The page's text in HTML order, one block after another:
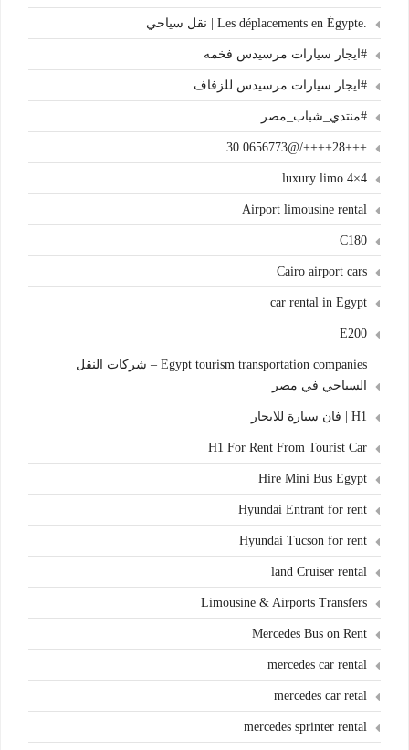
.Les déplacements en Égypte | نقل سياحي
#ايجار سيارات مرسيدس فخمه
#ايجار سيارات مرسيدس للزفاف
#منتدي_شباب_مصر
+++28++++/@30.0656773
4×4 luxury limo
Airport limousine rental
C180
Cairo airport cars
car rental in Egypt
E200
Egypt tourism transportation companies – شركات النقل
السياحي في مصر
H1 | فان سيارة للايجار
H1 For Rent From Tourist Car
Hire Mini Bus Egypt
Hyundai Entrant for rent
Hyundai Tucson for rent
land Cruiser rental
Limousine & Airports Transfers
Mercedes Bus on Rent
mercedes car rental
mercedes car retal
mercedes sprinter rental